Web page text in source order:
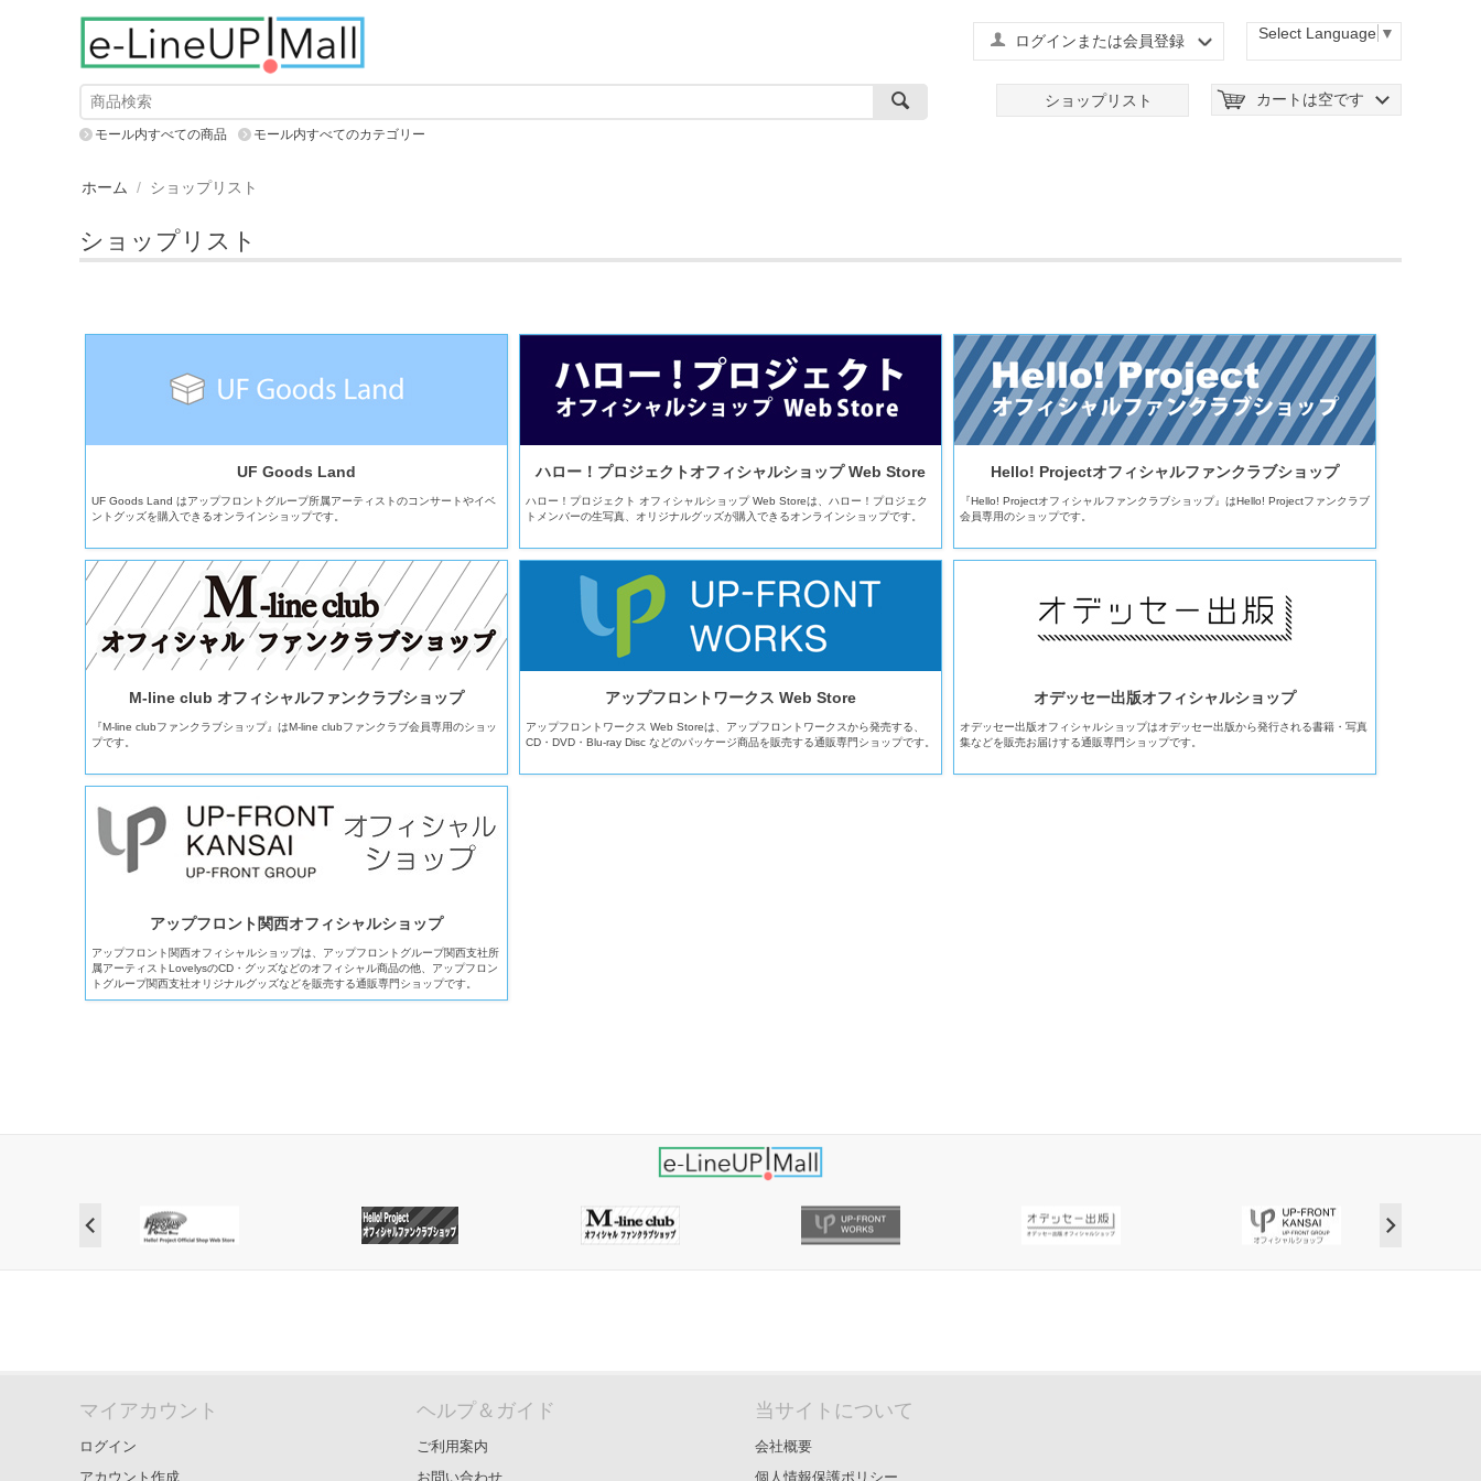
Select Language ▼
ログインまたは会員登録
カートは空です
ショップリスト
モール内すべての商品 モール内すべてのカテゴリー
ホーム / ショップリスト
ショップリスト
UF Goods Land
UF Goods Land はアップフロントグループ所属アーティストのコンサートやイベ
ントグッズを購入できるオンラインショップです。
ハロー！プロジェクトオフィシャルショップ Web Store
ハロー！プロジェクト オフィシャルショップ Web Storeは、ハロー！プロジェク
トメンバーの生写真、オリジナルグッズが購入できるオンラインショップです。
Hello! Projectオフィシャルファンクラブショップ
『Hello! Projectオフィシャルファンクラブショップ』はHello! Projectファンクラブ
会員専用のショップです。
M-line club オフィシャルファンクラブショップ
『M-line clubファンクラブショップ』はM-line clubファンクラブ会員専用のショッ
プです。
アップフロントワークス Web Store
アップフロントワークス Web Storeは、アップフロントワークスから発売する、
CD・DVD・Blu-ray Disc などのパッケージ商品を販売する通販専門ショップです。
オデッセー出版オフィシャルショップ
オデッセー出版オフィシャルショップはオデッセー出版から発行される書籍・写真
集などを販売お届けする通販専門ショップです。
アップフロント関西オフィシャルショップ
アップフロント関西オフィシャルショップは、アップフロントグループ関西支社所
属アーティストLovelysのCD・グッズなどのオフィシャル商品の他、アップフロン
トグループ関西支社オリジナルグッズなどを販売する通販専門ショップです。
マイアカウント
ログイン
アカウント作成
ヘルプ＆ガイド
ご利用案内
お問い合わせ
当サイトについて
会社概要
個人情報保護ポリシー